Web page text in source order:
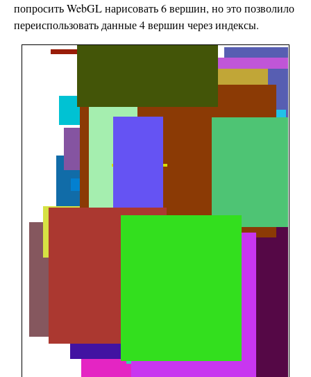
попросить WebGL нарисовать 6 вершин, но это позволило
переиспользовать данные 4 вершин через индексы.